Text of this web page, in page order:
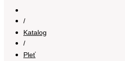
/
Katalog
/
Pleť